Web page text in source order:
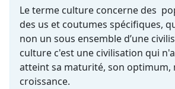
Le terme culture concerne des
des us et coutumes spécifiques,
non un sous ensemble d’une
culture c'est une civilisation qui
atteint sa maturité, son optimum,
croissance.